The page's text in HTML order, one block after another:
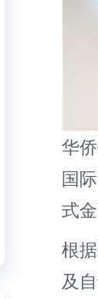
华
国
式金
根
及